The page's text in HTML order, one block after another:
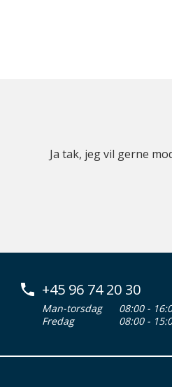
Ja tak, jeg vil gerne
+45 96 74 20 30
Man-torsdag
08:00 -
Fredag
08:00 -